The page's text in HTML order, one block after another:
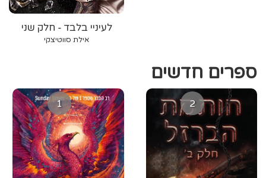
לעיניי בלבד - חלק שני
אילת סווטיצקי
ספרים חדשים
1 2